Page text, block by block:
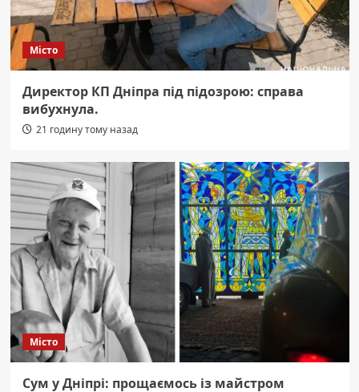
Місто
Директор КП Дніпра під підозрою: справа
вибухнула.
21 годину тому назад
Місто
Сум у Дніпрі: прощаємось із майстром